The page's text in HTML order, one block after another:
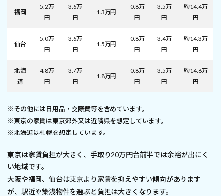
福岡
5.2万
円
3.6万
円
1.3万円
0.8万
円
3.5万
円
約14.4万
円
仙台
5.0万
円
3.6万
円
1.5万円
0.8万
円
3.4万
円
約14.3万
円
北海
道
4.8万
円
3.7万
円
1.8万円
0.8万
円
3.5万
円
約14.6万
円
※その他には日用品・交際費等を含めています。
※東京の家賃は東京郊外又は近隣県を想定しています。
※北海道は札幌を想定しています。
東京は家賃負担が大きく、手取り20万円台前半では余裕が出にく
い地域です。
大阪や福岡、仙台は東京より家賃を抑えやすい傾向があります
が、駅近や築浅物件を選ぶと負担は大きくなります。